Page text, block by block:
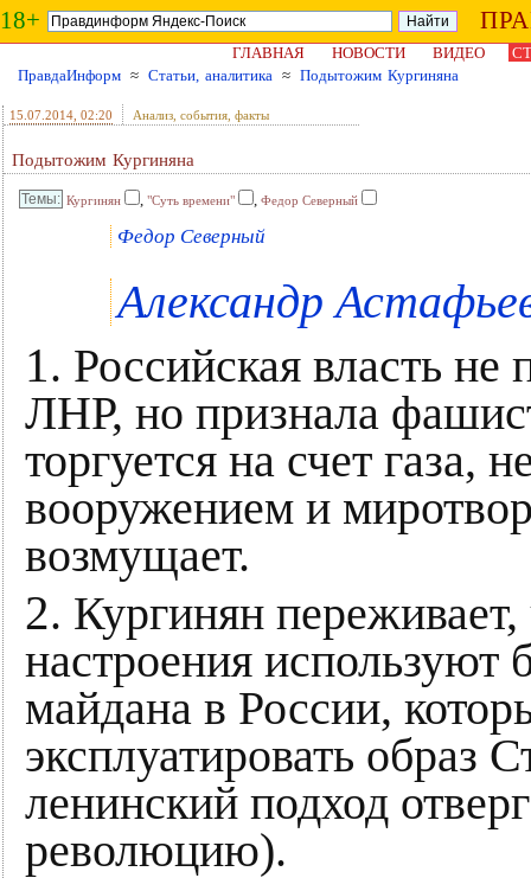
18+
ГЛАВНАЯ НОВОСТИ ВИДЕО
ПравдаИнформ ≈ Статьи, аналитика ≈ Подытожим Кургиняна
15.07.2014 , 02:20 Анализ, события, факты
Подытожим Кургиняна
Кургинян , "Суть времени" , Федор Северный
Федор Северный
Александр
1. Российская власть
ЛНР, но признала
торгуется на счет газа,
вооружением и
возмущает.
2. Кургинян
настроения используют
майдана в России,
эксплуатировать образ
ленинский подход
революцию).